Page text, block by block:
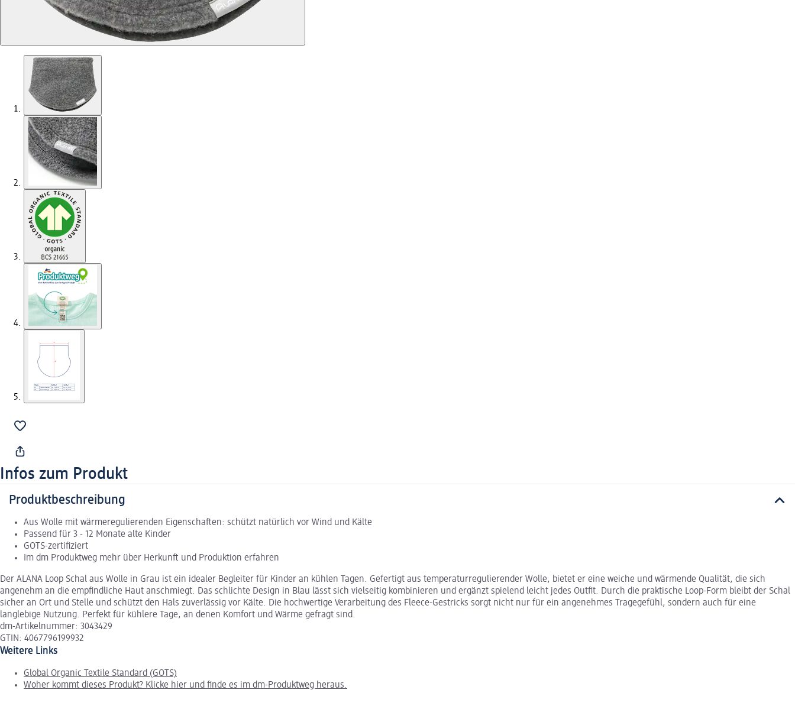
Infos zum Produkt
Produktbeschreibung
Aus Wolle mit wärmeregulierenden Eigenschaften: schützt natürlich vor Wind und Kälte
Passend für 3 - 12 Monate alte Kinder
GOTS-zertifiziert
Im dm Produktweg mehr über Herkunft und Produktion erfahren
Der ALANA Loop Schal aus Wolle in Grau ist ein idealer Begleiter für Kinder an kühlen Tagen. Gefertigt aus temperaturregulierender Wolle, bietet er eine weiche und wärmende Qualität, die sich
angenehm an die empfindliche Haut anschmiegt. Das schlichte Design in Blau lässt sich vielseitig kombinieren und ergänzt spielend leicht jedes Outfit. Durch die praktische Loop-Form bleibt der Schal
sicher an Ort und Stelle und schützt den Hals zuverlässig vor Kälte. Die hochwertige Verarbeitung des Fleece-Gestricks sorgt nicht nur für ein angenehmes Tragegefühl, sondern auch für eine
langlebige Nutzung. Perfekt für kühlere Tage, an denen Komfort und Wärme gefragt sind.
dm-Artikelnummer: 3043429
GTIN: 4067796199932
Weitere Links
Global Organic Textile Standard (GOTS)
Woher kommt dieses Produkt? Klicke hier und finde es im dm-Produktweg heraus.